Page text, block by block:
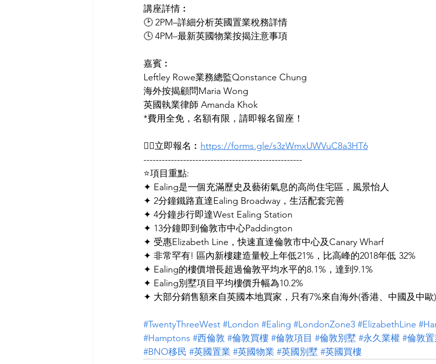
講座詳情︰
🕑 2PM–詳細分析英國置業稅務詳情
🕓 4PM–最新英國物業按揭注意事項
嘉賓︰
Leftley Rowe業務總監Qonstance Chung
海外按揭顧問Maria Wong
英國執業律師 Amanda Khok
*費用全免，名額有限，請即報名留座！
👉🏻立即報名︰ https://forms.gle/s3zWmxUWVuC8a3HT6
----------------------------------------------------
⭐項目重點:
✦ Ealing是一個充滿歷史及藝術氣息的高尚住宅區，風景怡人
✦ 2分鐘鐵路直達Ealing Broadway，生活配套完善
✦ 4分鐘步行即達West Ealing Station
✦ 13分鐘即到倫敦市中心Paddington
✦ 受惠Elizabeth Line，快速直達倫敦市中心及Canary Wharf
✦ 非常罕有! 區內新樓建造量較上年低21%，比高峰的2018年低 32%
✦ Ealing的樓價增長超過倫敦平均水平的8.1%，達到9.1%
✦ Ealing別墅項目平均樓價升幅為10.2%
✦ 大部分銷售額來自英國本地買家，只有7%來自海外(香港、中國及中歐)
#TwentyThreeWest #London #Ealing #LondonZone3 #ElizabethLine
#Hamptons #西倫敦 #倫敦買樓 #倫敦項目 #倫敦別墅 #永久業權 #倫敦
#BNO移民 #英國置業 #英國物業 #英國別墅 #英國買樓